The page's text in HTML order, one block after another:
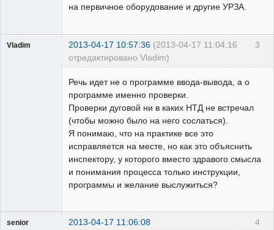
на первичное оборудование и другие УРЗА.
3
Vladim 2013-04-17 10:57:36 (2013-04-17 11:04:16
отредактировано Vladim)
Речь идет не о программе ввода-вывода, а о
программе именно проверки.
Проверки дуговой ни в каких НТД не встречал
(чтобы можно было на него сослаться).
Я понимаю, что на практике все это
исправляется на месте, но как это объяснить
инспектору, у которого вместо здравого смысла
и понимания процесса только инструкции,
программы и желание выслужиться?
4
senior 2013-04-17 11:06:08